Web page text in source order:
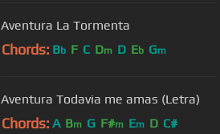
Aventura La Tormenta
Chords: Bb F C Dm D Eb Gm
Aventura Todavia me amas (Letra)
Chords: A Bm G F#m Em D C#